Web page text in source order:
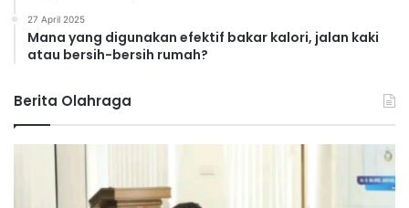
27 April 2025
Mana yang digunakan efektif bakar kalori, jalan kaki
atau bersih-bersih rumah?
Berita Olahraga